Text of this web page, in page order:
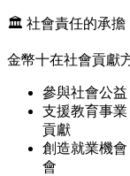
🏛️ 社會責任的承擔
金幣十在社會貢獻
參與社會公
支援教育事
貢獻
創造就業機
會